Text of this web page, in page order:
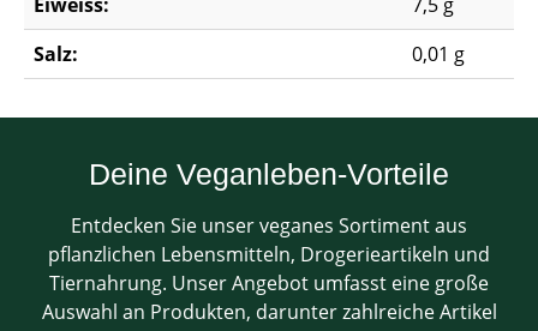
Salz:
0,01 g
Deine Veganleben-Vorteile
Entdecken Sie unser veganes Sortiment aus
pflanzlichen Lebensmitteln, Drogerieartikeln und
Tiernahrung. Unser Angebot umfasst eine große
Auswahl an Produkten, darunter zahlreiche Artikel